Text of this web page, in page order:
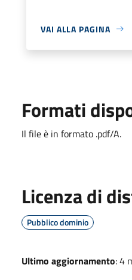
VAI ALLA PAGINA
Formati
Il file è in formato .pdf/A.
Licenza di
Pubblico dominio
Ultimo aggiornamento: 4